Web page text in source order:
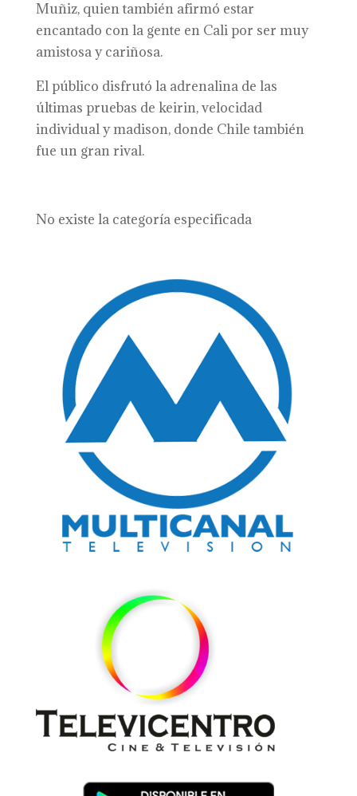
Muñiz, quien también afirmó estar
encantado con la gente en Cali por ser muy
amistosa y cariñosa.
El público disfrutó la adrenalina de las
últimas pruebas de keirin, velocidad
individual y madison, donde Chile también
fue un gran rival.
No existe la categoría especificada